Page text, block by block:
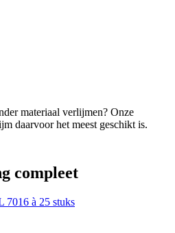
materiaal verlijmen? Onze
daarvoor het meest geschikt is.
compleet
7016 à 25 stuks